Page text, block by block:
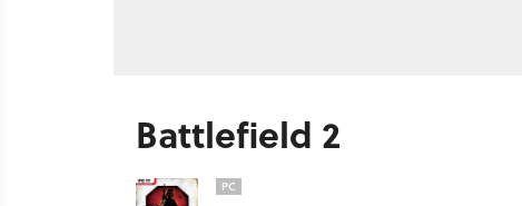
Battlefield 2
PC